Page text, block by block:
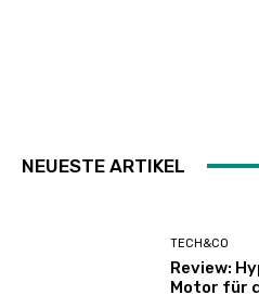
NEUESTE ARTIKEL
TECH&CO
Review:
Motor für